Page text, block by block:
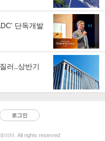
단독개발
러..상반기
로그인
이터. All rights reserved